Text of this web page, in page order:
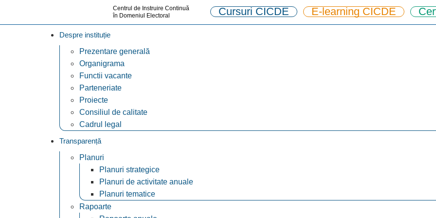
Centrul de Instruire Continuă
în Domeniul Electoral
Cursuri CICDE E-learning CICDE
Despre instituție
Prezentare generală
Organigrama
Functii vacante
Parteneriate
Proiecte
Consiliul de calitate
Cadrul legal
Transparență
Planuri
Planuri strategice
Planuri de activitate anuale
Planuri tematice
Rapoarte